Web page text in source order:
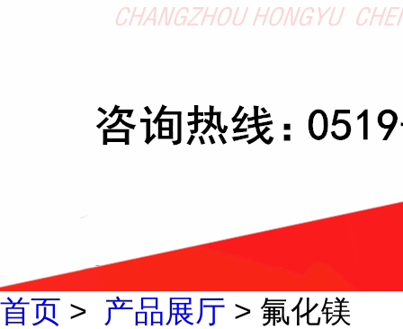
首页 > 产品展厅 > 氟化镁